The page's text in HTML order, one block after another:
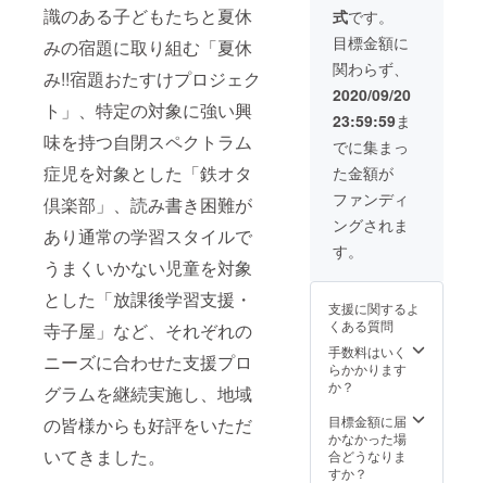
識のある子どもたちと夏休
みの宿題に取り組む「夏休
み!!宿題おたすけプロジェク
ト」、特定の対象に強い興
味を持つ自閉スペクトラム
症児を対象とした「鉄オタ
倶楽部」、読み書き困難が
あり通常の学習スタイルで
うまくいかない児童を対象
とした「放課後学習支援・
寺子屋」など、それぞれの
ニーズに合わせた支援プロ
グラムを継続実施し、地域
の皆様からも好評をいただ
いてきました。
の講演
会や研
修会に
ご招待
※ご
支援の
際に、
講演会
や研修
会への
ご招待
をご希
望の方
ご記入
い
考欄に
ご希望
のお名
前（カ
タカ
ナ）を
ご記入
くださ
い。
3．リー
フレッ
トと
ショッ
ター
4．事業
経過報
告書と
コドモ
たちか
のお手
紙 5．
ご希望
の方は
式です。
目標金額に
関わらず、
2020/09/20
23:59:59ま
でに集まっ
た金額が
ファンディ
ングされま
す。
支援に関するよ
くある質問
手数料はいく
らかかります
か？
目標金額に届
かなかった場
合どうなりま
すか？